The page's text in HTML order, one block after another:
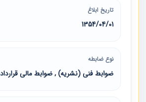
تاریخ ابلاغ
1354/04/01
نوع ضابطه
ضوابط فنی (نشریه) , ضوابط مالی